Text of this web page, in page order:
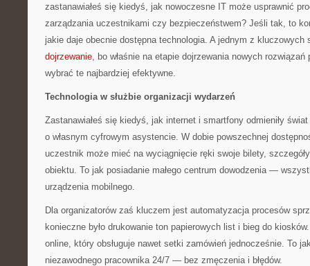
zastanawiałeś się kiedyś, jak nowoczesne IT może usprawnić
zarządzania uczestnikami czy bezpieczeństwem? Jeśli tak, to
jakie daje obecnie dostępna technologia. A jednym z kluczowych
dojrzewanie, bo właśnie na etapie dojrzewania nowych
wybrać te najbardziej efektywne.
Technologia w służbie organizacji wydarzeń
Zastanawiałeś się kiedyś, jak internet i smartfony odmieniły
o własnym cyfrowym asystencie. W dobie powszechnej
uczestnik może mieć na wyciągnięcie ręki swoje bilety,
obiektu. To jak posiadanie małego centrum dowodzenia —
urządzenia mobilnego.
Dla organizatorów zaś kluczem jest automatyzacja procesów
konieczne było drukowanie ton papierowych list i bieg do
online, który obsługuje nawet setki zamówień jednocześnie. To
niezawodnego pracownika 24/7 — bez zmęczenia i błędów.